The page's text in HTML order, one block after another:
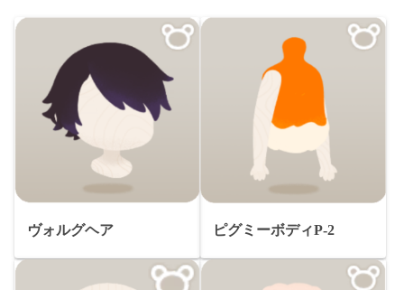
ヴォルグヘア ピグミーボディP-2